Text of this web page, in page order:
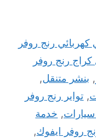
كهربائي رنج روفر
رنج روفر
, بنشر متنقل,
, تواير رنج روفر
, خدمة
روفر ايفوك,